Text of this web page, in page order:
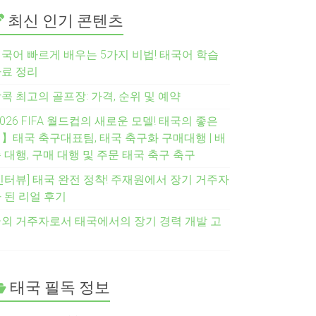
최신 인기 콘텐츠
어 빠르게 배우는 5가지 비법! 태국어 학습
정리
최고의 골프장: 가격, 순위 및 예약
FIFA 월드컵의 새로운 모델! 태국의 좋은
태국 축구대표팀, 태국 축구화 구매대행 | 배
대행, 구매 대행 및 주문 태국 축구 축구
터뷰] 태국 완전 정착! 주재원에서 장기 거주자
된 리얼 후기
거주자로서 태국에서의 장기 경력 개발 고
태국 필독 정보